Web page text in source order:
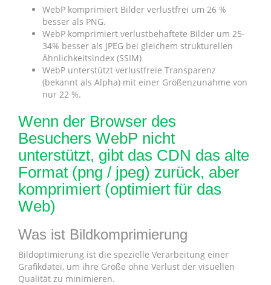
WebP komprimiert Bilder verlustfrei um 26 %
besser als PNG.
WebP komprimiert verlustbehaftete Bilder um 25-
34% besser als JPEG bei gleichem strukturellen
Ähnlichkeitsindex (SSIM)
WebP unterstützt verlustfreie Transparenz
(bekannt als Alpha) mit einer Größenzunahme von
nur 22 %.
Wenn der Browser des
Besuchers WebP nicht
unterstützt, gibt das CDN das alte
Format (png / jpeg) zurück, aber
komprimiert (optimiert für das
Web)
Was ist Bildkomprimierung
Bildoptimierung ist die spezielle Verarbeitung einer
Grafikdatei, um ihre Größe ohne Verlust der visuellen
Qualität zu minimieren.